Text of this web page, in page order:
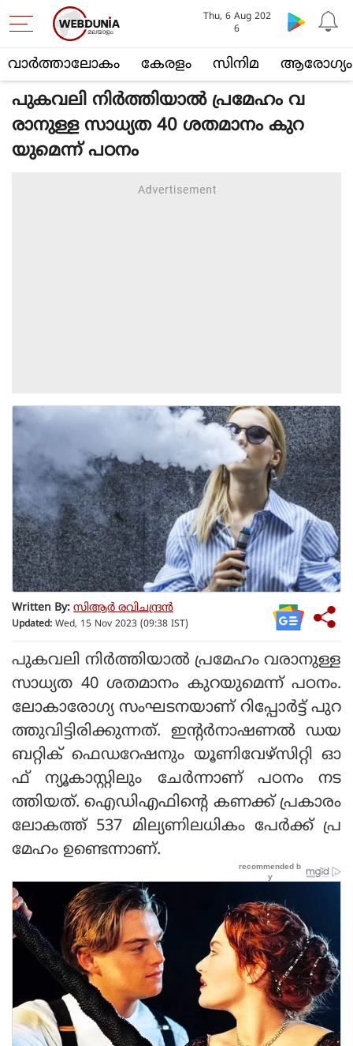
വാര്‍ത്താലോകം കേരളം സിനിമ ആരോഗ്യം
Thu, 6 Aug 202
6
പുകവലി നിര്‍ത്തിയാല്‍ പ്രമേഹം വ
രാനുള്ള സാധ്യത 40 ശതമാനം കുറ
യുമെന്ന് പഠനം
Written By: സിആര്‍ രവിചന്ദ്രന്‍
Updated: Wed, 15 Nov 2023 (09:38 IST)
പുകവലി നിര്‍ത്തിയാല്‍ പ്രമേഹം വരാനുള്ള
സാധ്യത 40 ശതമാനം കുറയുമെന്ന് പഠനം.
ലോകാരോഗ്യ സംഘടനയാണ് റിപ്പോര്‍ട്ട് പുറ
ത്തുവിട്ടിരിക്കുന്നത്. ഇന്റര്‍നാഷണല്‍ ഡയ
ബറ്റിക് ഫെഡറേഷനും യൂണിവേഴ്‌സിറ്റി ഓ
ഫ് ന്യൂകാസ്റ്റിലും ചേര്‍ന്നാണ് പഠനം നട
ത്തിയത്. ഐഡിഎഫിന്റെ കണക്ക് പ്രകാരം
ലോകത്ത് 537 മില്യണിലധികം പേര്‍ക്ക് പ്ര
മേഹം ഉണ്ടെന്നാണ്.